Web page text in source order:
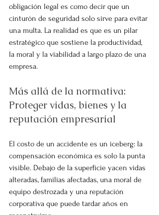
obligación legal es como decir que un
cinturón de seguridad solo sirve para evitar
una multa. La realidad es que es un pilar
estratégico que sostiene la productividad,
la moral y la viabilidad a largo plazo de una
empresa.
Más allá de la normativa:
Proteger vidas, bienes y la
reputación empresarial
El costo de un accidente es un iceberg: la
compensación económica es solo la punta
visible. Debajo de la superficie yacen vidas
alteradas, familias afectadas, una moral de
equipo destrozada y una reputación
corporativa que puede tardar años en